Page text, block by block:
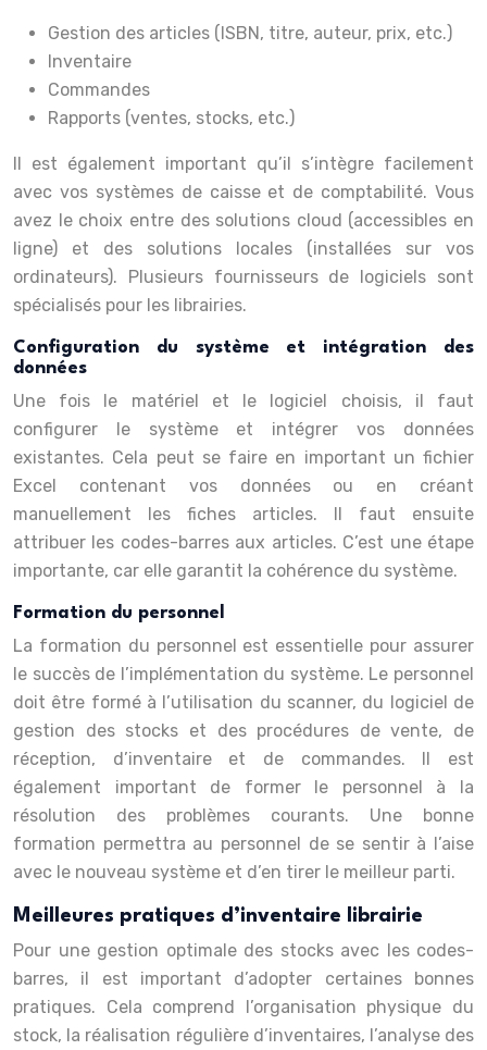
Gestion des articles (ISBN, titre, auteur, prix, etc.)
Inventaire
Commandes
Rapports (ventes, stocks, etc.)
Il est également important qu’il s’intègre facilement
avec vos systèmes de caisse et de comptabilité. Vous
avez le choix entre des solutions cloud (accessibles en
ligne) et des solutions locales (installées sur vos
ordinateurs). Plusieurs fournisseurs de logiciels sont
spécialisés pour les librairies.
Configuration du système et intégration des
données
Une fois le matériel et le logiciel choisis, il faut
configurer le système et intégrer vos données
existantes. Cela peut se faire en important un fichier
Excel contenant vos données ou en créant
manuellement les fiches articles. Il faut ensuite
attribuer les codes-barres aux articles. C’est une étape
importante, car elle garantit la cohérence du système.
Formation du personnel
La formation du personnel est essentielle pour assurer
le succès de l’implémentation du système. Le personnel
doit être formé à l’utilisation du scanner, du logiciel de
gestion des stocks et des procédures de vente, de
réception, d’inventaire et de commandes. Il est
également important de former le personnel à la
résolution des problèmes courants. Une bonne
formation permettra au personnel de se sentir à l’aise
avec le nouveau système et d’en tirer le meilleur parti.
Meilleures pratiques d’inventaire librairie
Pour une gestion optimale des stocks avec les codes-
barres, il est important d’adopter certaines bonnes
pratiques. Cela comprend l’organisation physique du
stock, la réalisation régulière d’inventaires, l’analyse des